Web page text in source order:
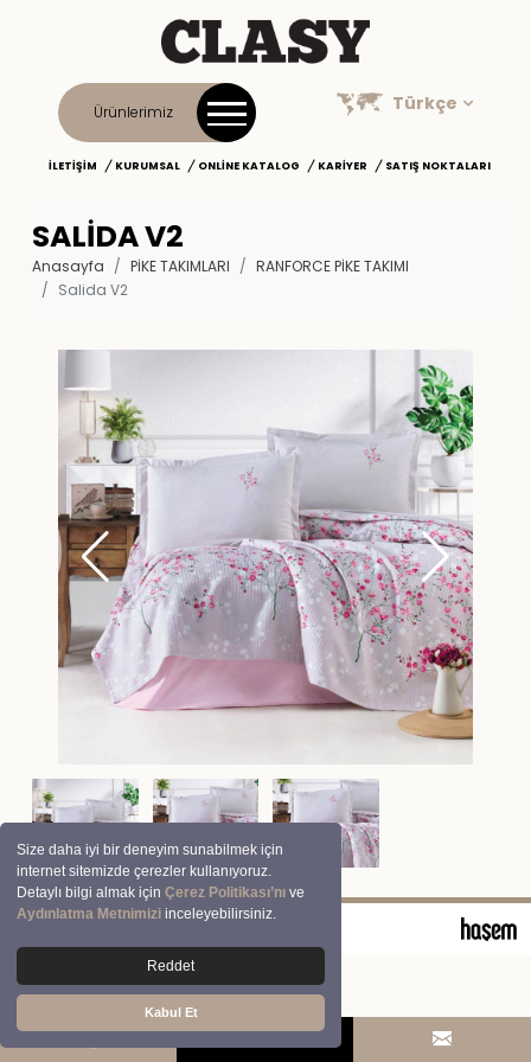
Size daha iyi bir deneyim sunabilmek için
internet sitemizde çerezler kullanıyoruz.
Detaylı bilgi almak içinÇerez Politikası’nı ve
Aydınlatma Metnimizi inceleyebilirsiniz.
Reddet
Kabul Et
Ürünlerimiz Türkçe
İLETIŞIM KURUMSAL ONLINE KATALOG KARIYER SATIŞ NOKTALARI
SALIDA V2
Anasayfa PİKE TAKIMLARI
RANFORCE PIKE TAKIMI
Salida V2